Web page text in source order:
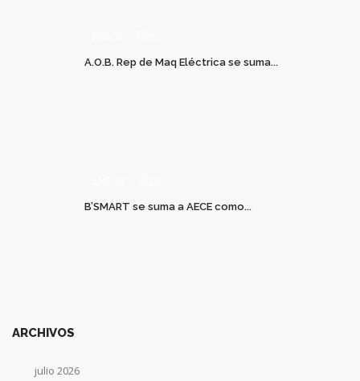
A.O.B. Rep de Maq Eléctrica se suma...
B’SMART se suma a AECE como...
ARCHIVOS
julio 2026